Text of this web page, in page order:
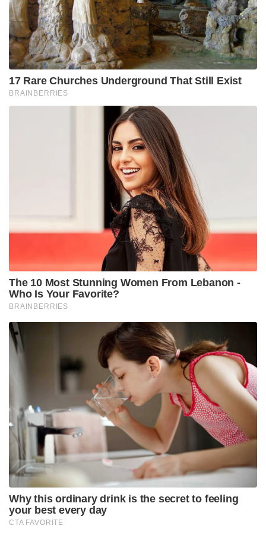
17 Rare Churches Underground That Still Exist
BRAINBERRIES
The 10 Most Stunning Women From Lebanon -
Who Is Your Favorite?
BRAINBERRIES
Why this ordinary drink is the secret to feeling
your best every day
CTA FAVORITE